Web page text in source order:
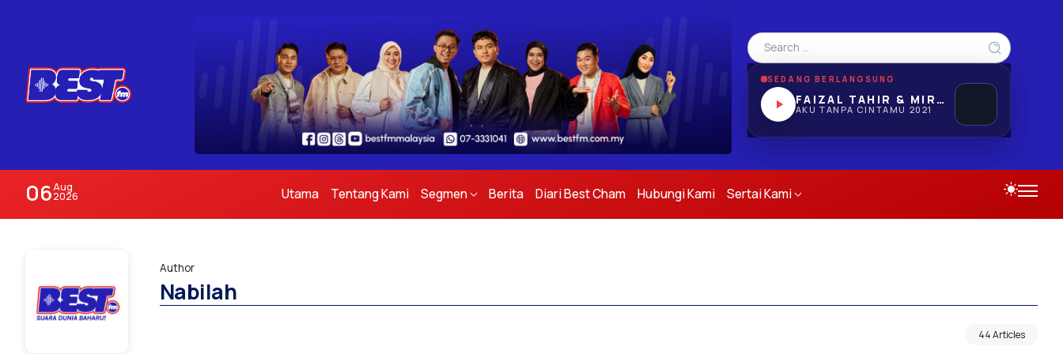
SEDANG BERLANGSUNG
FAIZAL TAHIR & MIRWANA
AKU TANPA CINTAMU 2021
06Aug
2026 Utama Tentang Kami Segmen Berita Diari Best Cham Hubungi Kami Sertai Kami
Author
Nabilah
44 Articles